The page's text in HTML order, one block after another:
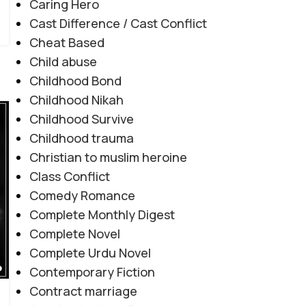
Caring Hero
Cast Difference / Cast Conflict
Cheat Based
Child abuse
Childhood Bond
Childhood Nikah
Childhood Survive
Childhood trauma
Christian to muslim heroine
Class Conflict
Comedy Romance
Complete Monthly Digest
Complete Novel
Complete Urdu Novel
Contemporary Fiction
Contract marriage